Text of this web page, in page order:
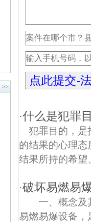
>>
·什么是犯罪
犯罪目的，是
的结果的心理
结果所持的希
·破坏易燃易
一、概念及
易燃易爆设备，